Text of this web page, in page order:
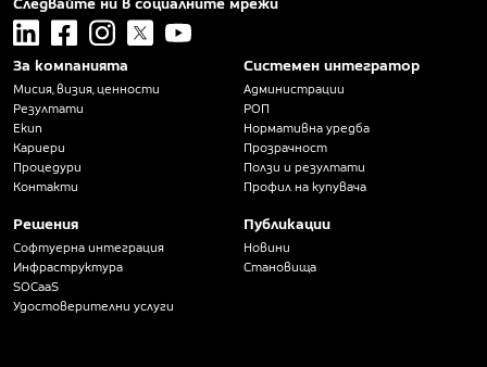
linkedin facebookinstagram
x youtube
За компанията
Мисия, визия, ценности
Резултати
Екип
Кариери
Процедури
Контакти
Решения
Софтуерна интеграция
Инфраструктура
SOCaaS
Удостоверителни услуги
Системен интегратор
Администрации
РОП
Нормативна уредба
Прозрачност
Ползи и резултати
Профил на купувача
Публикации
Новини
Становища